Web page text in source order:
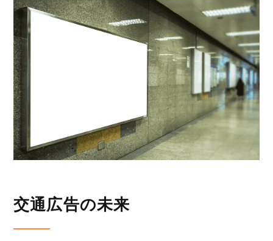
交通広告の未来